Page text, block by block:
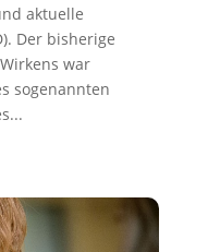
aktuelle
Der bisherige
war
sogenannten